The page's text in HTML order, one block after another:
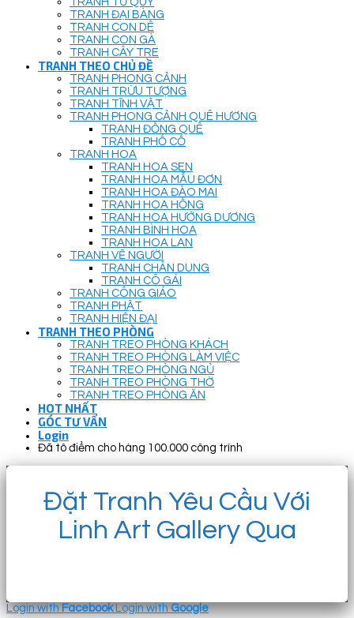
TRANH ĐẠI BÀNG
TRANH CON DÊ
TRANH CON GÀ
TRANH CÂY TRE
TRANH THEO CHỦ ĐỀ
TRANH PHONG CẢNH
TRANH TRỪU TƯỢNG
TRANH TĨNH VẬT
TRANH PHONG CẢNH QUÊ HƯƠNG
TRANH ĐỒNG QUÊ
TRANH PHỐ CỔ
TRANH HOA
TRANH HOA SEN
TRANH HOA MẪU ĐƠN
TRANH HOA ĐÀO MAI
TRANH HOA HỒNG
TRANH HOA HƯỚNG DƯƠNG
TRANH BÌNH HOA
TRANH HOA LAN
TRANH VẼ NGƯỜI
TRANH CHÂN DUNG
TRANH CÔ GÁI
TRANH CÔNG GIÁO
TRANH PHẬT
TRANH HIỆN ĐẠI
TRANH THEO PHÒNG
TRANH TREO PHÒNG KHÁCH
TRANH TREO PHÒNG LÀM VIỆC
TRANH TREO PHÒNG NGỦ
TRANH TREO PHÒNG THỜ
TRANH TREO PHÒNG ĂN
HOT NHẤT
GÓC TƯ VẤN
Login
Đã tô điểm cho hàng 100.000 công trình
Đặt Tranh Yêu Cầu Với
Linh Art Gallery Qua
Login withFacebook Login withGoogle